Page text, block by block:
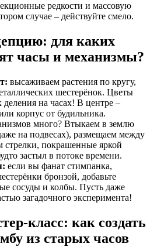
редкости и массовую
случае – действуйте смело.
для каких
часы и механизмы?
высаживаем растения по кругу,
шестерёнок. Цветы
деления на часах! В центре –
корпус от будильника.
много? Втыкаем в землю
на подвесах), размещаем между
стрелки, покрашенные яркой
застыл в потоке времени.
если вы фанат стимпанка,
бронзой, добавьте
сосуды и колбы. Пусть даже
загадочного эксперимента!
класс: как создать
из старых часов